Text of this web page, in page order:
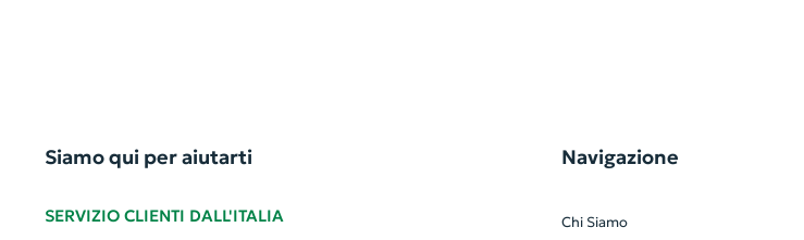
Siamo qui per aiutarti
SERVIZIO CLIENTI DALL'ITALIA
Navigazione
Chi Siamo